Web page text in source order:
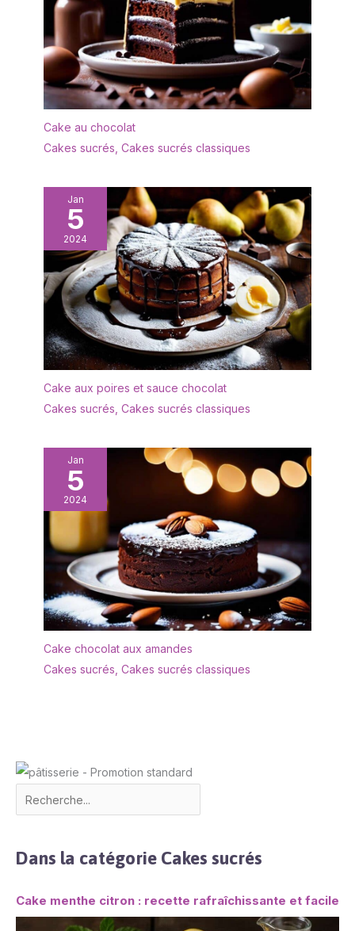
Cake au chocolat
Cakes sucrés Cakes sucrés classiques
Jan
5
2024
Cake aux poires et sauce chocolat
Cakes sucrés Cakes sucrés classiques
Jan
5
2024
Cake chocolat aux amandes
Cakes sucrés Cakes sucrés classiques
Dans la catégorie Cakes sucrés
Cake menthe citron : recette rafraîchissante et facile